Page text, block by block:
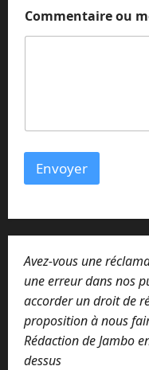
a
i
l
Commentaire ou
Envoyer
Avez-vous une
une erreur dans nos
accorder un droit de
proposition à nous
Rédaction de Jambo
dessus